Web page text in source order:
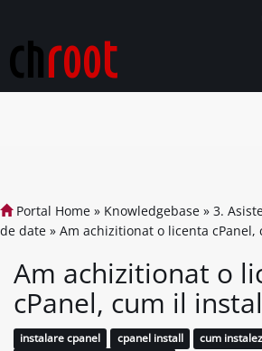
Portal Home » Knowledgebase » 3.
de date » Am achizitionat o licenta cPanel,
Am achizitionat o
cPanel, cum il
instalare cpanel cpanel install
cum